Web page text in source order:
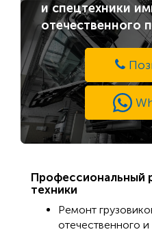
и спецтехники
отечественного
Профессиональный
техники
Ремонт
отечественного